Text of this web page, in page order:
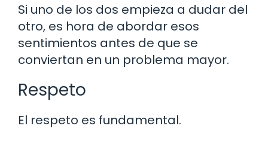
Si uno de los dos empieza a dudar del
otro, es hora de abordar esos
sentimientos antes de que se
conviertan en un problema mayor.
Respeto
El respeto es fundamental.